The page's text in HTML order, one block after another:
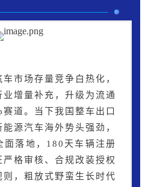
市场存量竞争白热化，
增量补充，升级为流通
道。当下我国整车出口
源汽车海外势头强劲，
面落地，180天车辆注册
格审核、合规改装授权
，粗放式野蛮生长时代